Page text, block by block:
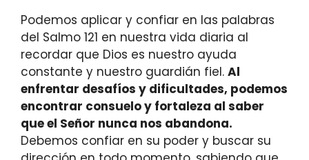
Podemos aplicar y confiar en las palabras
del Salmo 121 en nuestra vida diaria al
recordar que Dios es nuestro ayuda
constante y nuestro guardián fiel. Al
enfrentar desafíos y dificultades, podemos
encontrar consuelo y fortaleza al saber
que el Señor nunca nos abandona.
Debemos confiar en su poder y buscar su